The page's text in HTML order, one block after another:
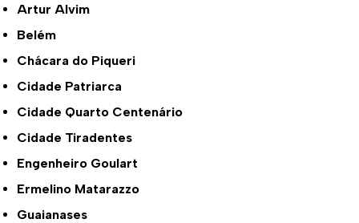
Artur Alvim
Belém
Chácara do Piqueri
Cidade Patriarca
Cidade Quarto Centenário
Cidade Tiradentes
Engenheiro Goulart
Ermelino Matarazzo
Guaianases